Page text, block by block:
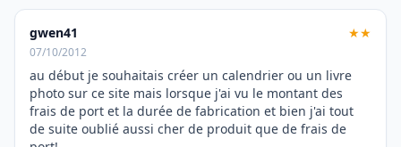
gwen41 ★★
07/10/2012
au début je souhaitais créer un calendrier ou un livre
photo sur ce site mais lorsque j'ai vu le montant des
frais de port et la durée de fabrication et bien j'ai tout
de suite oublié aussi cher de produit que de frais de